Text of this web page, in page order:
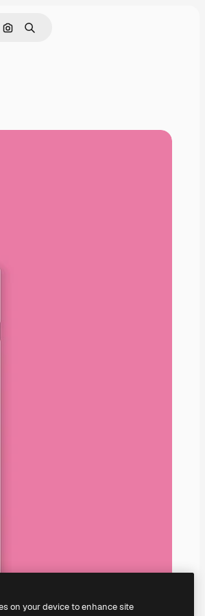
Nach Bild suchen
Suchen
on your device to enhance site